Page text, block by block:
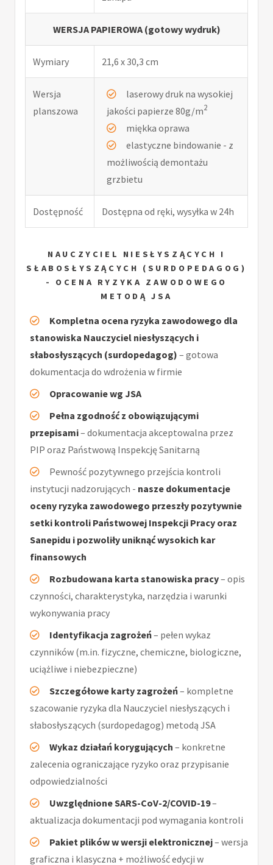
WERSJA PAPIEROWA (gotowy wydruk)
Wymiary 21,6 x 30,3 cm
Wersja
planszowa
laserowy druk na wysokiej
jakości papierze 80g/m2
miękka oprawa
elastyczne bindowanie - z
możliwością demontażu
grzbietu
Dostępność Dostępna od ręki, wysyłka w 24h
NAUCZYCIEL NIESŁYSZĄCYCH I
SŁABOSŁYSZĄCYCH (SURDOPEDAGOG)
- OCENA RYZYKA ZAWODOWEGO
METODĄ JSA
Kompletna ocena ryzyka zawodowego dla
stanowiska Nauczyciel niesłyszących i
słabosłyszących (surdopedagog) – gotowa
dokumentacja do wdrożenia w firmie
Opracowanie wg JSA
Pełna zgodność z obowiązującymi
przepisami– dokumentacja akceptowalna przez
PIP oraz Państwową Inspekcję Sanitarną
Pewność pozytywnego przejścia kontroli
instytucji nadzorujących - nasze dokumentacje
oceny ryzyka zawodowego przeszły pozytywnie
setki kontroli Państwowej Inspekcji Pracy oraz
Sanepidu i pozwoliły uniknąć wysokich kar
finansowych
Rozbudowana karta stanowiska pracy– opis
czynności, charakterystyka, narzędzia i warunki
wykonywania pracy
Identyfikacja zagrożeń– pełen wykaz
czynników (m.in. fizyczne, chemiczne, biologiczne,
uciążliwe i niebezpieczne)
Szczegółowe karty zagrożeń– kompletne
szacowanie ryzyka dla Nauczyciel niesłyszących i
słabosłyszących (surdopedagog) metodą JSA
Wykaz działań korygujących – konkretne
zalecenia ograniczające ryzyko oraz przypisanie
odpowiedzialności
Uwzględnione SARS-CoV-2/COVID-19–
aktualizacja dokumentacji pod wymagania kontroli
Pakiet plików w wersji elektronicznej– wersja
graficzna i klasyczna + możliwość edycji w